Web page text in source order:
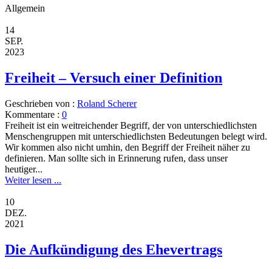
Allgemein
14
SEP.
2023
Freiheit – Versuch einer Definition
Geschrieben von : Roland Scherer
Kommentare : 0
Freiheit ist ein weitreichender Begriff, der von unterschiedlichsten
Menschengruppen mit unter­schiedlichsten Bedeutungen belegt wird.
Wir kommen also nicht umhin, den Begriff der Freiheit näher zu
definieren. Man sollte sich in Erinnerung rufen, dass unser
heutiger...
Weiter lesen ...
10
DEZ.
2021
Die Aufkündigung des Ehevertrags